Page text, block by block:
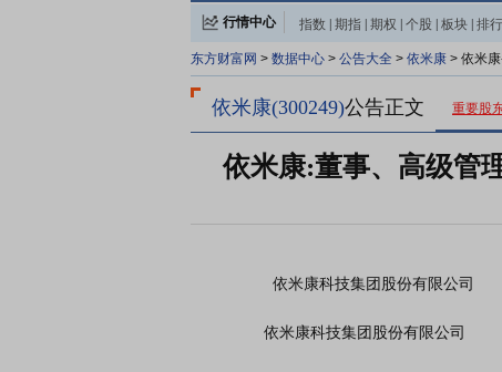
行情中心 指数 期指 期权 个股 板块 排行
东方财富网 > 数据中心 > 公告大全 > 依米康 > 依米
依米康(300249)公告正文 重要股
依米康:董事、高级管